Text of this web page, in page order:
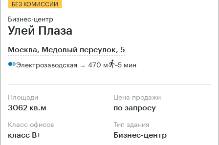
БЕЗ КОМИССИИ
Бизнес-центр
Улей Плаза
Москва, Медовый переулок, 5
Электрозаводская → 470 м ~5 мин
Площади
3062 кв.м
Цена продажи
по запросу
Класс офисов
класс B+
Тип здания
Бизнес-центр